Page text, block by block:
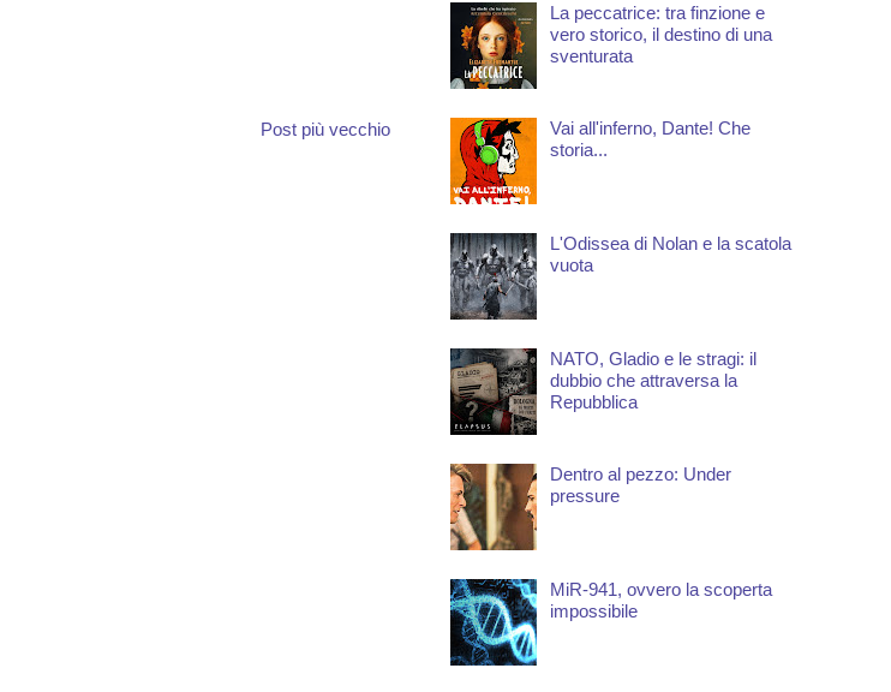
Post più vecchio
La peccatrice: tra finzione e
vero storico, il destino di una
sventurata
Vai all'inferno, Dante! Che
storia...
L'Odissea di Nolan e la scatola
vuota
NATO, Gladio e le stragi: il
dubbio che attraversa la
Repubblica
Dentro al pezzo: Under
pressure
MiR-941, ovvero la scoperta
impossibile